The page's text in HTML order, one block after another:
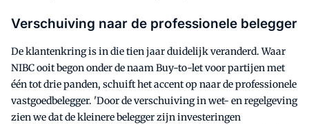
Verschuiving naar de professionele belegger
De klantenkring is in die tien jaar duidelijk veranderd. Waar
NIBC ooit begon onder de naam Buy-to-let voor partijen met
één tot drie panden, schuift het accent op naar de professionele
vastgoedbelegger. 'Door de verschuiving in wet- en regelgeving
zien we dat de kleinere belegger zijn investeringen